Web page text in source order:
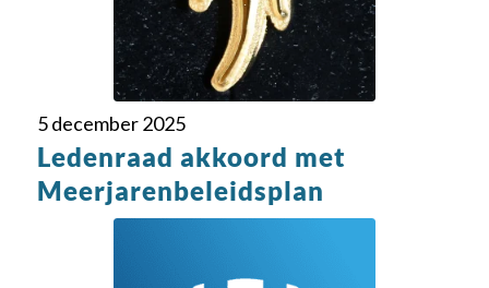
5 december 2025
Ledenraad akkoord met
Meerjarenbeleidsplan